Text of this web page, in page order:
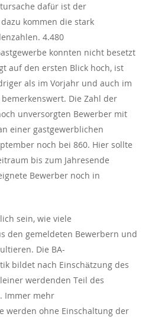
dafür ist der
kommen die stark
4.480
konnten nicht besetzt
auf den ersten Blick hoch, ist
als im Vorjahr und auch im
Die Zahl der
unversorgten Bewerber mit
einer gastgewerblichen
noch bei 860. Hier sollte
bis zum Jahresende
Bewerber noch in
sein, wie viele
den gemeldeten Bewerbern und
Die BA-
bildet nach Einschätzung des
werdenden Teil des
Immer mehr
werden ohne Einschaltung der